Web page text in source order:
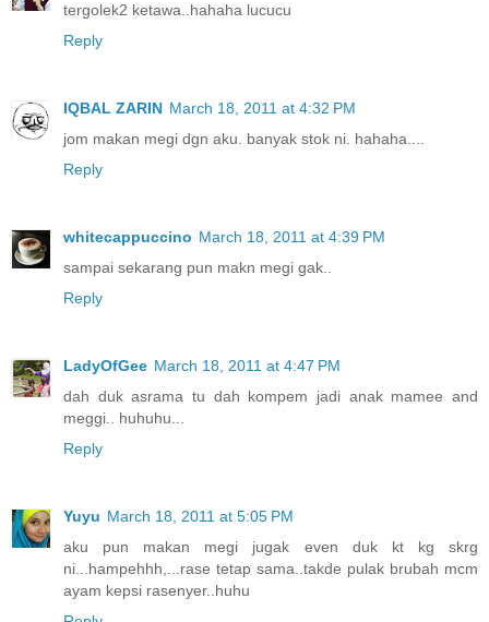
tergolek2 ketawa..hahaha lucucu
Reply
IQBAL ZARIN March 18, 2011 at 4:32 PM
jom makan megi dgn aku. banyak stok ni. hahaha....
Reply
whitecappuccino March 18, 2011 at 4:39 PM
sampai sekarang pun makn megi gak..
Reply
LadyOfGee March 18, 2011 at 4:47 PM
dah duk asrama tu dah kompem jadi anak mamee and
meggi.. huhuhu...
Reply
Yuyu March 18, 2011 at 5:05 PM
aku pun makan megi jugak even duk kt kg skrg
ni...hampehhh,...rase tetap sama..takde pulak brubah mcm
ayam kepsi rasenyer..huhu